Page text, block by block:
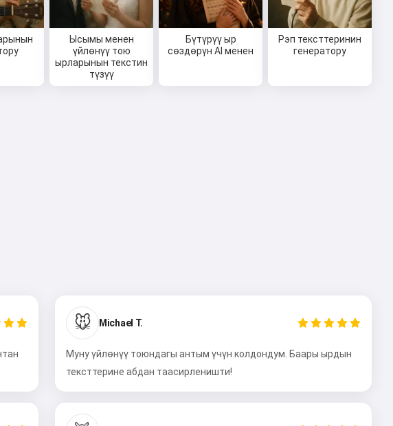
Ысымы менен
үйлөнүү тою
ырларынын текстин
түзүү
Бүтүрүү ыр
сөздөрүн AI менен
Рэп тексттеринин
генератору
🐭 Michael T.
Муну үйлөнүү тоюндагы антым үчүн колдондум. Баары ырдын
тексттерине абдан таасирленишти!